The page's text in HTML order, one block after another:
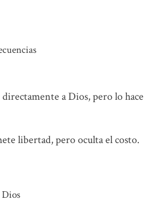
a Dios, pero lo hace
libertad, pero oculta el costo.
Dios